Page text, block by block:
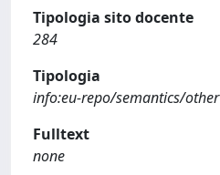
Tipologia sito docente
284
Tipologia
info:eu-repo/semantics/other
Fulltext
none